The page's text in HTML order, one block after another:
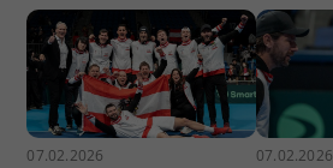
07.02.2026 07.02.2026